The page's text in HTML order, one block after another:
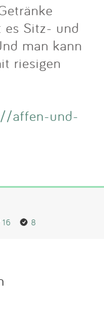
es Sitz- und
man kann
riesigen
affen-und-
16 8